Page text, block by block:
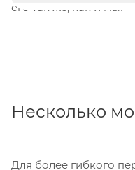
его так же, как и мы!
Несколько
Для более гибкого